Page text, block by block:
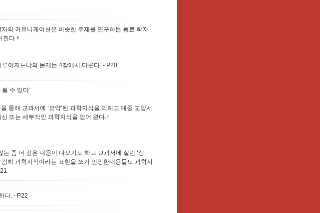
의 커뮤니케이션은 비슷한 주제를 연구하는 동료 학자
진다.⁸
루어지느냐의 문제는 4장에서 다룬다. - P20
수 있다‘
통해 교과서에 ‘요약‘된 과학지식을 익히고 대중 교양서
또는 세부적인 과학지식을 얻어 왔다.⁹
좀 더 깊은 내용이 나오기도 하고 교과서에 실린 ‘정
감히 과학지식이라는 표현을 쓰기 민망한내용들도 과학지
다. - P22